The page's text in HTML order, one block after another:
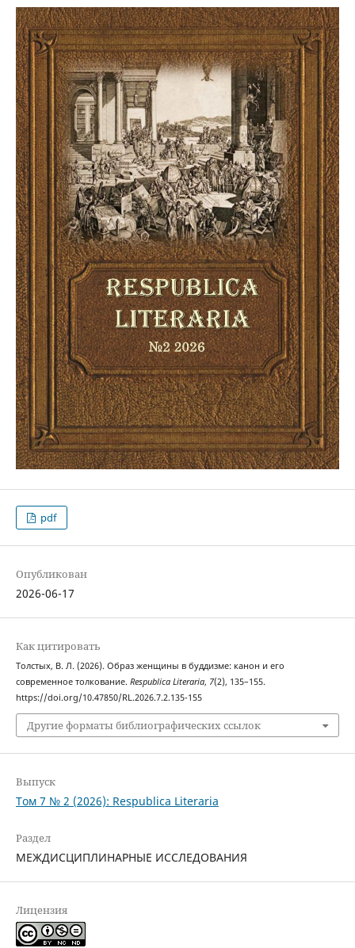
pdf
Опубликован
2026-06-17
Как цитировать
Толстых, В. Л. (2026). Образ женщины в буддизме: канон и его
современное толкование. Respublica Literaria, 7(2), 135–155.
https://doi.org/10.47850/RL.2026.7.2.135-155
Другие форматы библиографических ссылок
Выпуск
Том 7 № 2 (2026): Respublica Literaria
Раздел
МЕЖДИСЦИПЛИНАРНЫЕ ИССЛЕДОВАНИЯ
Лицензия